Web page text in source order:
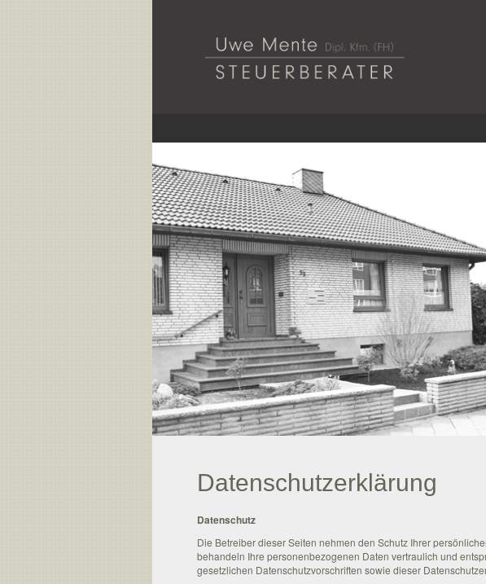
Datenschutzerklärung
Datenschutz
Die Betreiber dieser Seiten nehmen den Schutz Ihrer
behandeln Ihre personenbezogenen Daten vertraulich und
gesetzlichen Datenschutzvorschriften sowie dieser